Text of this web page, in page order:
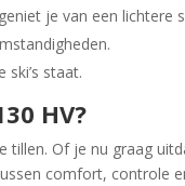
je van een
staat.
HV?
Of je nu graag
comfort, controle